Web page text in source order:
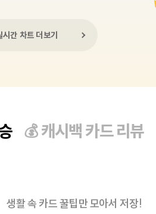
시간 차트 더보기
💰캐시백 카드 리뷰
생활 속 카드 꿀팁만 모아서 저장!